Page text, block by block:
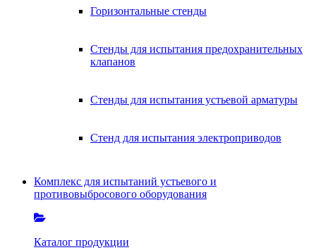
Горизонтальные стенды
Стенды для испытания предохранительных
клапанов
Стенды для испытания устьевой арматуры
Стенд для испытания электроприводов
Комплекс для испытаний устьевого и
противовыбросового оборудования
Каталог продукции